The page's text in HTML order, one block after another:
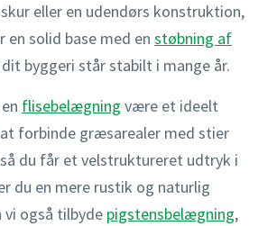
eller en udendørs konstruktion,
en solid base med en støbning af
dit byggeri står stabilt i mange år.
flisebelægning være et ideelt
forbinde græsarealer med stier
du får et velstruktureret udtryk i
du en mere rustik og naturlig
også tilbyde pigstensbelægning,